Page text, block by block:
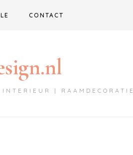
CONTACT
| RAAMDECORATIE